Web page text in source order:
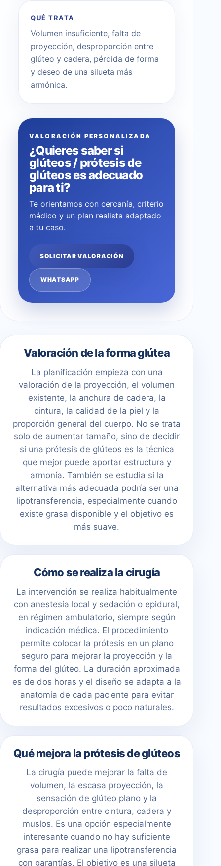
QUÉ TRATA
Volumen insuficiente, falta de
proyección, desproporción entre
glúteo y cadera, pérdida de forma
y deseo de una silueta más
armónica.
VALORACIÓN PERSONALIZADA
¿Quieres saber si
glúteos / prótesis de
glúteos es adecuado
para ti?
Te orientamos con cercanía, criterio
médico y un plan realista adaptado
a tu caso.
SOLICITAR VALORACIÓN
WHATSAPP
Valoración de la forma glútea
La planificación empieza con una
valoración de la proyección, el volumen
existente, la anchura de cadera, la
cintura, la calidad de la piel y la
proporción general del cuerpo. No se trata
solo de aumentar tamaño, sino de decidir
si una prótesis de glúteos es la técnica
que mejor puede aportar estructura y
armonía. También se estudia si la
alternativa más adecuada podría ser una
lipotransferencia, especialmente cuando
existe grasa disponible y el objetivo es
más suave.
Cómo se realiza la cirugía
La intervención se realiza habitualmente
con anestesia local y sedación o epidural,
en régimen ambulatorio, siempre según
indicación médica. El procedimiento
permite colocar la prótesis en un plano
seguro para mejorar la proyección y la
forma del glúteo. La duración aproximada
es de dos horas y el diseño se adapta a la
anatomía de cada paciente para evitar
resultados excesivos o poco naturales.
Qué mejora la prótesis de glúteos
La cirugía puede mejorar la falta de
volumen, la escasa proyección, la
sensación de glúteo plano y la
desproporción entre cintura, cadera y
muslos. Es una opción especialmente
interesante cuando no hay suficiente
grasa para realizar una lipotransferencia
con garantías. El objetivo es una silueta